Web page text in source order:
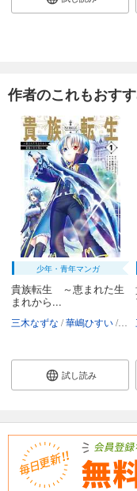
あらすじを
会社をや
110円 (税込)
あらすじを
会社をや
110円 (税込)
あらすじを
作者のこれもおす
少年・青年マンガ
貴族転生 ～恵まれた生
まれから...
三木なずな 華嶋ひすい
試し読み